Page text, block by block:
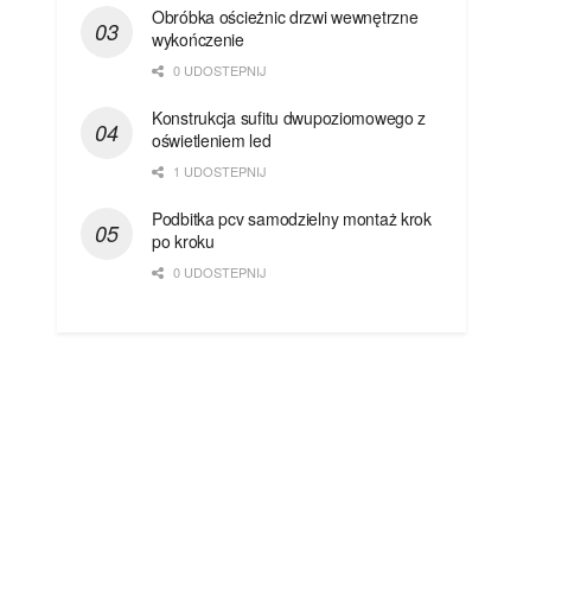
Obróbka ościeżnic drzwi wewnętrzne
wykończenie
0 UDOSTEPNIJ
Konstrukcja sufitu dwupoziomowego z
oświetleniem led
1 UDOSTEPNIJ
Podbitka pcv samodzielny montaż krok
po kroku
0 UDOSTEPNIJ